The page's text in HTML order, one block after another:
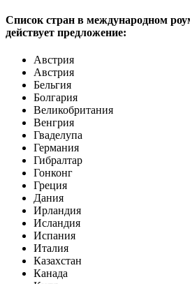
Список стран в международном
действует предложение:
Австрия
Австрия
Бельгия
Болгария
Великобритания
Венгрия
Гваделупа
Германия
Гибралтар
Гонконг
Греция
Дания
Ирландия
Исландия
Испания
Италия
Казахстан
Канада